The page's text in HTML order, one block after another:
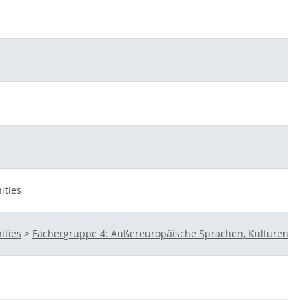
> Fächergruppe 4: Außereuropäische Sprachen,